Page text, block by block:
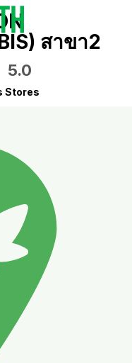
สาขา2
5.0
Stores